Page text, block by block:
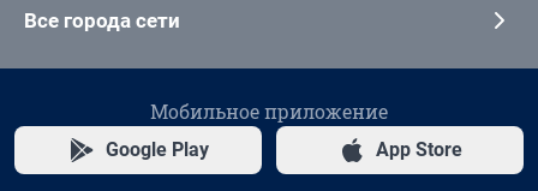
Все города сети
Мобильное приложение
Google Play App Store